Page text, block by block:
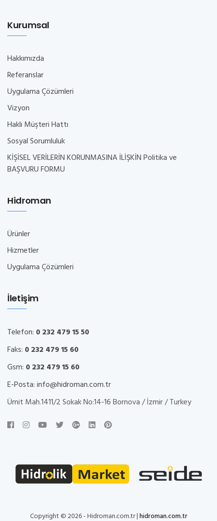
Kurumsal
Hakkımızda
Referanslar
Uygulama Çözümleri
Vizyon
Haklı Müşteri Hattı
Sosyal Sorumluluk
KİŞİSEL VERİLERİN KORUNMASINA İLİŞKİN Politika ve
BAŞVURU FORMU
Hidroman
Ürünler
Hizmetler
Uygulama Çözümleri
İletişim
Telefon: 0 232 479 15 50
Faks: 0 232 479 15 60
Gsm: 0 232 479 15 60
E-Posta:info@hidroman.com.tr
Ümit Mah.1411/2 Sokak No:14-16 Bornova / İzmir / Turkey
Copyright © 2026 - Hidroman.com.tr |hidroman.com.tr